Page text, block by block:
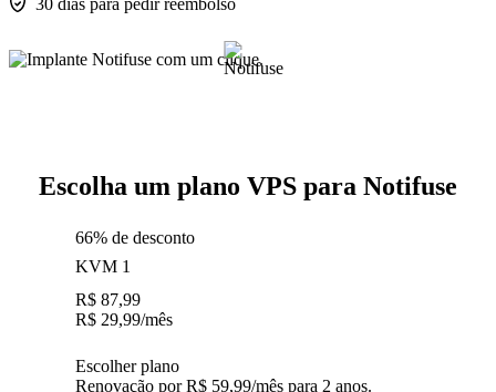
30 dias para pedir reembolso
Escolha um plano VPS para Notifuse
66% de desconto
KVM 1
R$ 87,99
R$ 29,99/mês
Escolher plano
Renovação por R$ 59,99/mês para 2 anos.